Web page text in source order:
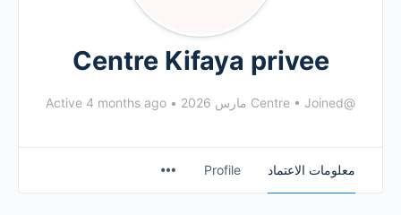
Centre Kifaya privee
@Centre
• Joined مارس 2026 •
معلومات الاعتماد Profile